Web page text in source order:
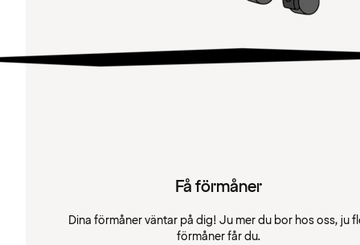
Få förmåner
Dina förmåner väntar på dig! Ju mer du bor hos oss, ju
förmåner får du.